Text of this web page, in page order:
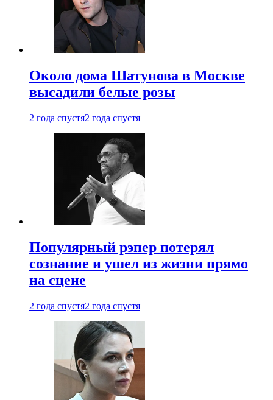
Около дома Шатунова в Москве
высадили белые розы
2 года спустя2 года спустя
Популярный рэпер потерял
сознание и ушел из жизни прямо
на сцене
2 года спустя2 года спустя